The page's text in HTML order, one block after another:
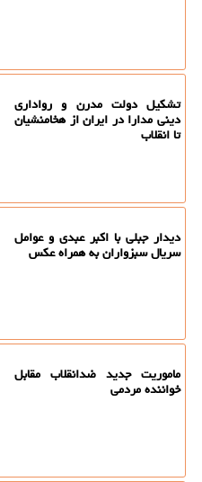
تشکیل دولت مدرن و رواداری
دینی مدارا در ایران از هخامنشیان
تا انقلاب
دیدار جبلی با اکبر عبدی و عوامل
سریال سبزواران به همراه عکس
ماموریت جدید ضدانقلاب مقابل
خواننده مردمی